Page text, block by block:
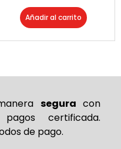
Añadir al carrito
segura con
certificada.
de pago.